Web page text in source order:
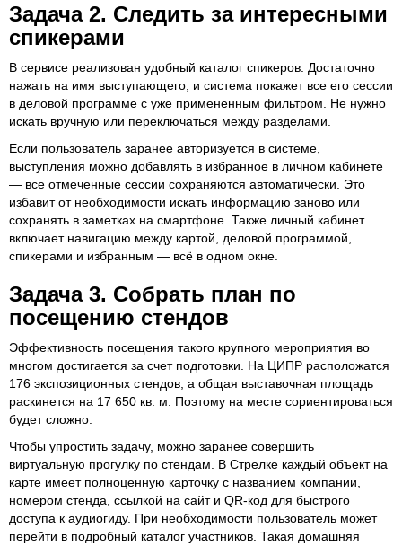
Задача 2. Следить за интересными
спикерами
В сервисе реализован удобный каталог спикеров. Достаточно
нажать на имя выступающего, и система покажет все его сессии
в деловой программе с уже примененным фильтром. Не нужно
искать вручную или переключаться между разделами.
Если пользователь заранее авторизуется в системе,
выступления можно добавлять в избранное в личном кабинете
— все отмеченные сессии сохраняются автоматически. Это
избавит от необходимости искать информацию заново или
сохранять в заметках на смартфоне. Также личный кабинет
включает навигацию между картой, деловой программой,
спикерами и избранным — всё в одном окне.
Задача 3. Собрать план по
посещению стендов
Эффективность посещения такого крупного мероприятия во
многом достигается за счет подготовки. На ЦИПР расположатся
176 экспозиционных стендов, а общая выставочная площадь
раскинется на 17 650 кв. м. Поэтому на месте сориентироваться
будет сложно.
Чтобы упростить задачу, можно заранее совершить
виртуальную прогулку по стендам. В Стрелке каждый объект на
карте имеет полноценную карточку с названием компании,
номером стенда, ссылкой на сайт и QR-код для быстрого
доступа к аудиогиду. При необходимости пользователь может
перейти в подробный каталог участников. Такая домашняя